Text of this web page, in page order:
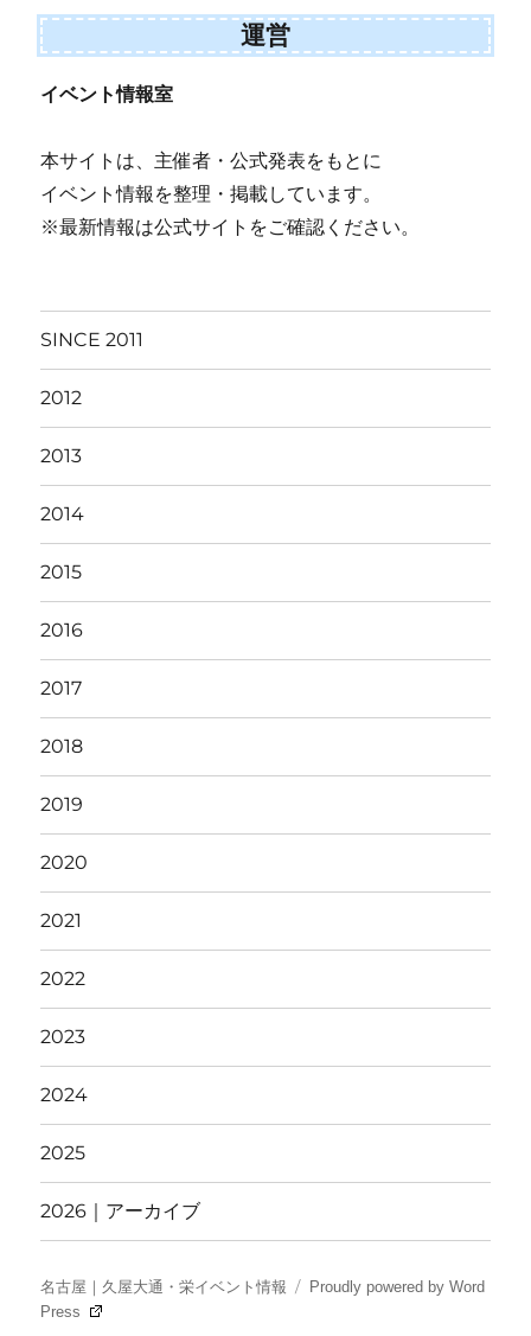
運営
イベント情報室
本サイトは、主催者・公式発表をもとに
イベント情報を整理・掲載しています。
※最新情報は公式サイトをご確認ください。
SINCE 2011
2012
2013
2014
2015
2016
2017
2018
2019
2020
2021
2022
2023
2024
2025
2026｜アーカイブ
名古屋｜久屋大通・栄イベント情報
Proudly powered by Word
Press